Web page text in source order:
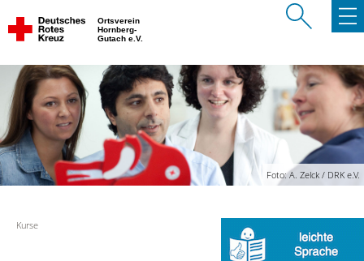
Ortsverein
Hornberg-
Gutach e.V.
Foto: A. Zelck / DRK e.V.
Kurse